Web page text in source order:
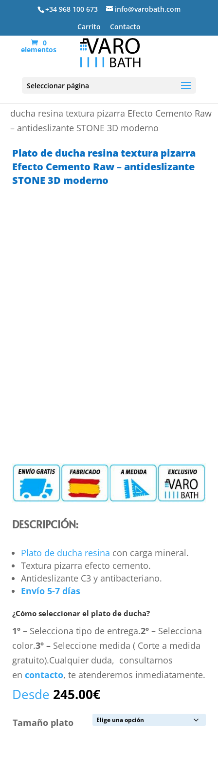
+34 968 100 673
info@varobath.com
Carrito
Contacto
0
elementos
Seleccionar página
ducha resina textura pizarra Efecto Cemento Raw
– antideslizante STONE 3D moderno
Plato de ducha resina textura pizarra
Efecto Cemento Raw – antideslizante
STONE 3D moderno
DESCRIPCIÓN:
Plato de ducha resina con carga mineral.
Textura pizarra efecto cemento.
Antideslizante C3 y antibacteriano.
Envío 5-7 días
¿Cómo seleccionar el plato de ducha?
1º –Selecciona tipo de entrega.2º –Selecciona
color.3º –Seleccione medida ( Corte a medida
gratuito).Cualquier duda, consultarnos
en contacto, te atenderemos inmediatamente.
Desde 245.00€
Tamaño plato